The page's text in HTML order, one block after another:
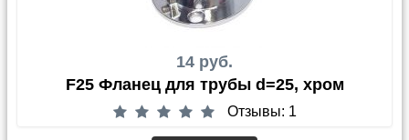
14 руб.
F25 Фланец для трубы d=25, хром
Отзывы: 1